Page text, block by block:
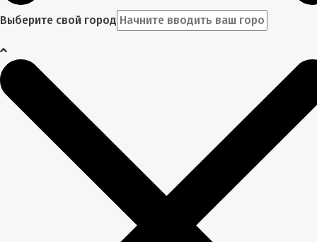
Выберите свой город